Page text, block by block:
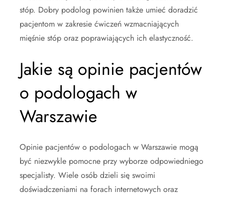
stóp. Dobry podolog powinien także umieć doradzić
pacjentom w zakresie ćwiczeń wzmacniających
mięśnie stóp oraz poprawiających ich elastyczność.
Jakie są opinie pacjentów
o podologach w
Warszawie
Opinie pacjentów o podologach w Warszawie mogą
być niezwykle pomocne przy wyborze odpowiedniego
specjalisty. Wiele osób dzieli się swoimi
doświadczeniami na forach internetowych oraz